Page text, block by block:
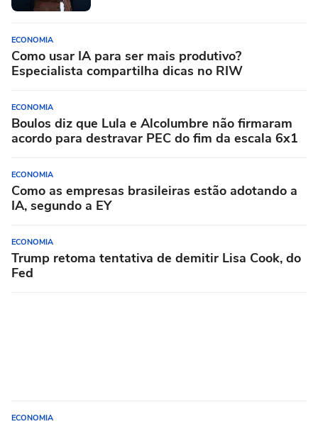
ECONOMIA
Como usar IA para ser mais produtivo?
Especialista compartilha dicas no RIW
ECONOMIA
Boulos diz que Lula e Alcolumbre não firmaram
acordo para destravar PEC do fim da escala 6x1
ECONOMIA
Como as empresas brasileiras estão adotando a
IA, segundo a EY
ECONOMIA
Trump retoma tentativa de demitir Lisa Cook, do
Fed
ECONOMIA